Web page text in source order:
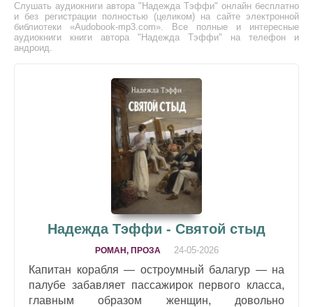
Слушать аудиокниги автора "Надежда Тэффи" онлайн бесплатно
и без регистрации полностью (целиком) на сайте электронной
библиотеки «Audobook-mp3.com». Все полные и интересные
аудиокниги книги автора "Надежда Тэффи" на телефон и
андроид.
Надежда Тэффи - Святой стыд
РОМАН, ПРОЗА 24-05-2026
Капитан корабля — остроумный балагур — на
палубе забавляет пассажирок первого класса,
главным образом женщин, довольно